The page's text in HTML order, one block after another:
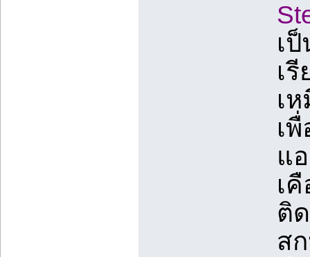
เ
เ
เ
เ
แ
เ
ติ
ส